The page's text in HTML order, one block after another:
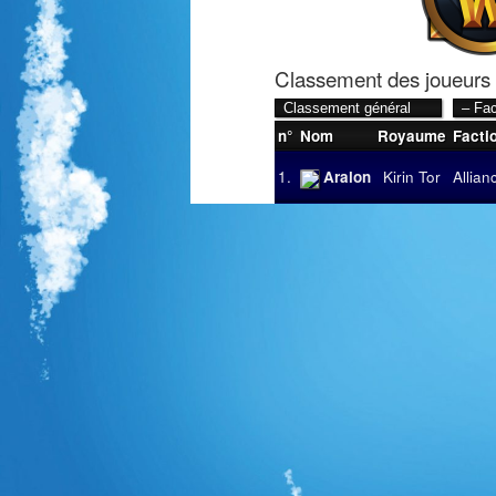
Classement des joueurs
n° Nom Royaume
1.
Aralon Kirin Tor